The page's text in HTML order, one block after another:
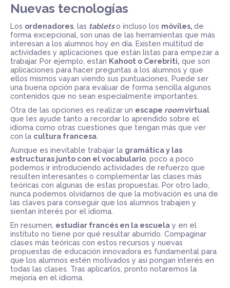
Nuevas tecnologías
Los ordenadores , las tabletso incluso los móviles, de
forma excepcional, son unas de las herramientas que más
interesan a los alumnos hoy en día. Existen multitud de
actividades y aplicaciones que están listas para empezar a
trabajar. Por ejemplo, están Kahoot o Cerebriti, que son
aplicaciones para hacer preguntas a los alumnos y que
ellos mismos vayan viendo sus puntuaciones. Puede ser
una buena opción para evaluar de forma sencilla algunos
contenidos que no sean especialmente importantes.
Otra de las opciones es realizar un escape roomvirtual
que les ayude tanto a recordar lo aprendido sobre el
idioma como otras cuestiones que tengan más que ver
con la cultura francesa
Aunque es inevitable trabajar la gramática y las
estructuras junto con el vocabulario , poco a poco
podemos ir introduciendo actividades de refuerzo que
resulten interesantes o complementar las clases más
teóricas con algunas de estas propuestas. Por otro lado,
nunca podemos olvidarnos de que la motivación es una de
las claves para conseguir que los alumnos trabajen y
sientan interés por el idioma.
En resumen, estudiar francés en la escuela y en el
instituto no tiene por qué resultar aburrido. Compaginar
clases más teóricas con estos recursos y nuevas
propuestas de educación innovadora es fundamental para
que los alumnos estén motivados y así pongan interés en
todas las clases. Tras aplicarlos, pronto notaremos la
mejoría en el idioma.